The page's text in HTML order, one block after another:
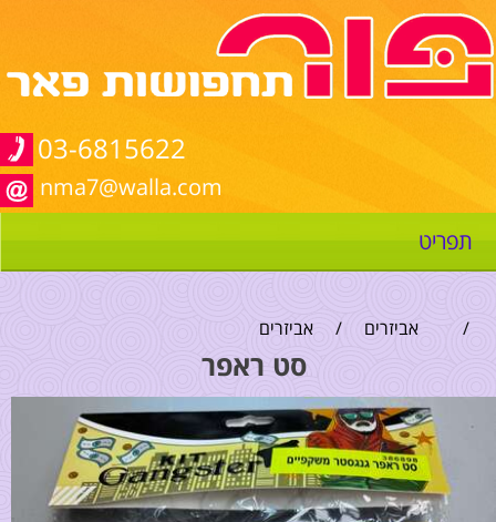
03-6815622
nma7@walla.com
תפריט
/ אביזרים / אביזרים
סט ראפר